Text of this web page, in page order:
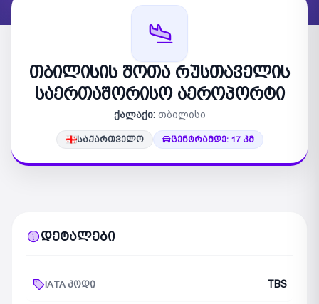
თბილისის შოთა რუსთაველის
საერთაშორისო აეროპორტი
ქალაქი:თბილისი
საქართველო ცენტრამდე: 17 კმ
დეტალები
IATA კოდი TBS